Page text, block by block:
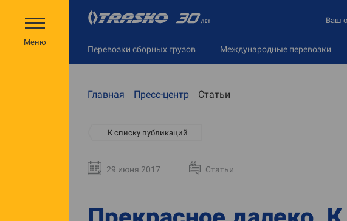
Меню
Ваш
Перевозки сборных грузов Международные перевозки
Главная Пресс-центр Статьи
К списку публикаций
29 июня 2017 Статьи